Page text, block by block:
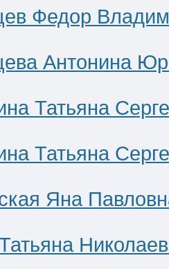
Федор
Антонина
Татьяна
Татьяна
Яна